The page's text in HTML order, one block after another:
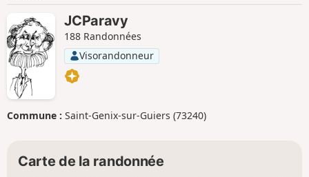
JCParavy
188 Randonnées
Visorandonneur
Commune : Saint-Genix-sur-Guiers (73240)
Carte de la randonnée